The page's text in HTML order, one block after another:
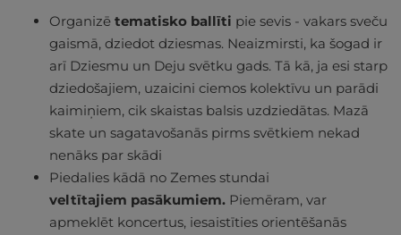
Organizē tematisko ballīti pie sevis - vakars sveču
gaismā, dziedot dziesmas. Neaizmirsti, ka šogad ir
arī Dziesmu un Deju svētku gads. Tā kā, ja esi starp
dziedošajiem, uzaicini ciemos kolektīvu un parādi
kaimiņiem, cik skaistas balsis uzdziedātas. Mazā
skate un sagatavošanās pirms svētkiem nekad
nenāks par skādi
Piedalies kādā no Zemes stundai
veltītajiem pasākumiem. Piemēram, var
apmeklēt koncertus, iesaistīties orientēšanās